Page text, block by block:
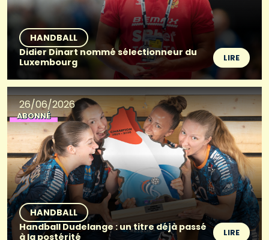
HANDBALL
Didier Dinart nommé sélectionneur du
Luxembourg
LIRE
26/06/2026
ABONNÉ
HANDBALL
Handball Dudelange : un titre déjà passé
à la postérité
LIRE